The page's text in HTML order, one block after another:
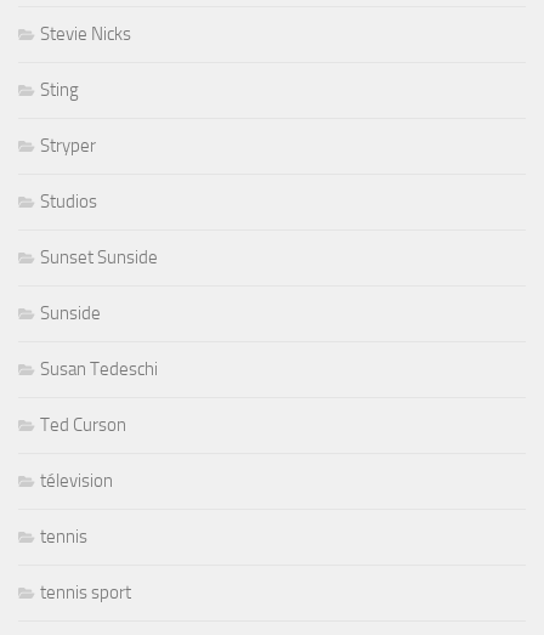
Stevie Nicks
Sting
Stryper
Studios
Sunset Sunside
Sunside
Susan Tedeschi
Ted Curson
télevision
tennis
tennis sport